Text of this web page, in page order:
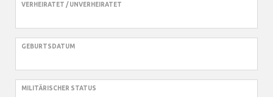
VERHEIRATET / UNVERHEIRATET
GEBURTSDATUM
MILITÄRISCHER STATUS